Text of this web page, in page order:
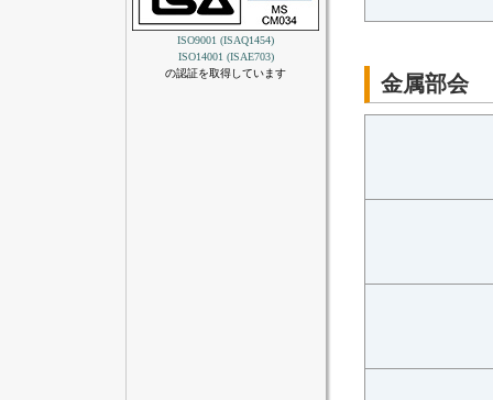
ISO9001 (ISAQ1454)
ISO14001 (ISAE703)
の認証を取得しています
金属部会